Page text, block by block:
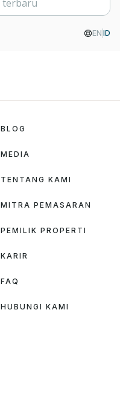
EN ID
BLOG
MEDIA
TENTANG KAMI
MITRA PEMASARAN
PEMILIK PROPERTI
KARIR
FAQ
HUBUNGI KAMI